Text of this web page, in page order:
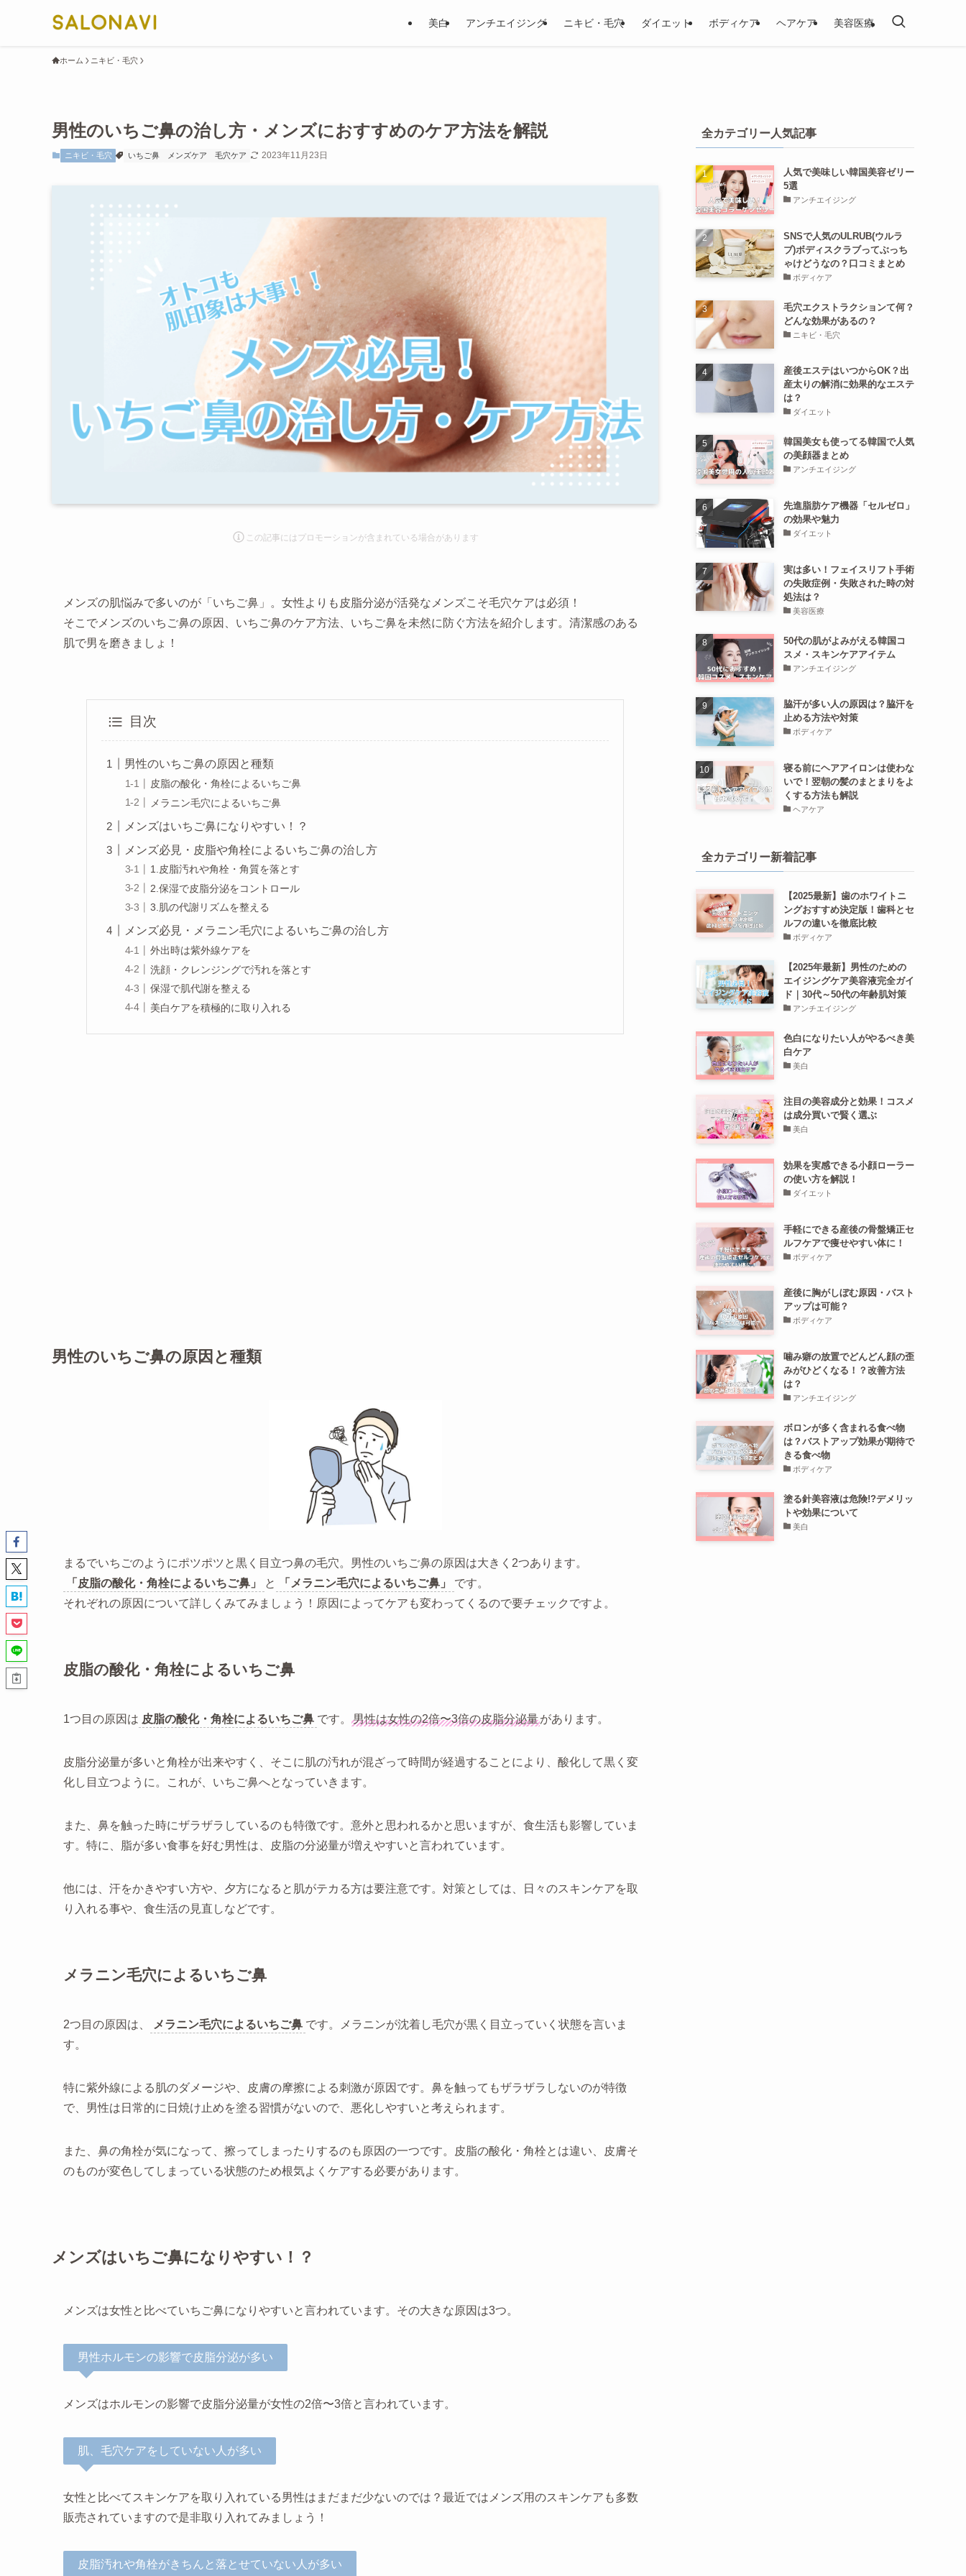
美白 アンチエイジング ニキビ・毛穴 ダイエット ボディケア ヘアケア 美容医療
ホーム ニキビ・毛穴
男性のいちご鼻の治し方・メンズにおすすめのケア方法を解説
ニキビ・毛穴 いちご鼻 メンズケア 毛穴ケア 2023年11月23日
この記事にはプロモーションが含まれて いる場合があります
メンズの肌悩みで多いのが「いちご鼻」。女性よりも皮脂分泌が活発なメンズこそ毛穴ケアは必須！
そこでメンズのいちご鼻の原因、いちご鼻のケア方法、いちご鼻を未然に防ぐ方法を紹介します。清潔感のある
肌で男を磨きましょ！
目次
男性のいちご鼻の原因と種類
皮脂の酸化・角栓によるいちご鼻
メラニン毛穴によるいちご鼻
メンズはいちご鼻になりやすい！？
メンズ必見・皮脂や角栓によるいちご鼻の治し方
1.皮脂汚れや角栓・角質を落とす
2.保湿で皮脂分泌をコントロール
3.肌の代謝リズムを整える
メンズ必見・メラニン毛穴によるいちご鼻の治し方
外出時は紫外線ケアを
洗顔・クレンジングで汚れを落とす
保湿で肌代謝を整える
美白ケアを積極的に取り入れる
男性のいちご鼻の原因と種類
まるでいちごのようにポツポツと黒く目立つ鼻の毛穴。男性のいちご鼻の原因は大きく2つあります。
「皮脂の酸化・角栓によるいちご鼻」
と 「メラニン毛穴によるいちご鼻」
です。
それぞれの原因について詳しくみてみましょう！原因によってケアも変わってくるので要チェックですよ。
皮脂の酸化・角栓によるいちご鼻
1つ目の原因は 皮脂の酸化・角栓によるいちご鼻 です。 男性は女性の2倍〜3倍の皮脂分泌量があります。
皮脂分泌量が多いと角栓が出来やすく、そこに肌の汚れが混ざって時間が経過することにより、酸化して黒く変
化し目立つように。これが、いちご鼻へとなっていきます。
また、鼻を触った時にザラザラしているのも特徴です。意外と思われるかと思いますが、食生活も影響していま
す。特に、脂が多い食事を好む男性は、皮脂の分泌量が増えやすいと言われています。
他には、汗をかきやすい方や、夕方になると肌がテカる方は要注意です。対策としては、日々のスキンケアを取
り入れる事や、食生活の見直しなどです。
メラニン毛穴によるいちご鼻
2つ目の原因は、 メラニン毛穴によるいちご鼻 です。メラニンが沈着し毛穴が黒く目立っていく状態を言いま
す。
特に紫外線による肌のダメージや、皮膚の摩擦による刺激が原因です。鼻を触ってもザラザラしないのが特徴
で、男性は日常的に日焼け止めを塗る習慣がないので、悪化しやすいと考えられます。
また、鼻の角栓が気になって、擦ってしまったりするのも原因の一つです。皮脂の酸化・角栓とは違い、皮膚そ
のものが変色してしまっている状態のため根気よくケアする必要があります。
メンズはいちご鼻になりやすい！？
メンズは女性と比べていちご鼻になりやすいと言われています。その大きな原因は3つ。
男性ホルモンの影響で皮脂分泌が多い
メンズはホルモンの影響で皮脂分泌量が女性の2倍〜3倍と言われています。
肌、毛穴ケアをしていない人が多い
女性と比べてスキンケアを取り入れている男性はまだまだ少ないのでは？最近ではメンズ用のスキンケアも多数
販売されていますので是非取り入れてみましょう！
皮脂汚れや角栓がきちんと落とせていない人が多い
全カテゴリー人気記事
人気で美味しい韓国美容ゼリー
5選
アンチエイジング
SNSで人気のULRUB(ウルラ
ブ)ボディスクラブってぶっち
ゃけどうなの？口コミまとめ
ボディケア
毛穴エクストラクションて何？
どんな効果があるの？
ニキビ・毛穴
産後エステはいつからOK？出
産太りの解消に効果的なエステ
は？
ダイエット
韓国美女も使ってる韓国で人気
の美顔器まとめ
アンチエイジング
先進脂肪ケア機器「セルゼロ」
の効果や魅力
ダイエット
実は多い！フェイスリフト手術
の失敗症例・失敗された時の対
処法は？
美容医療
50代の肌がよみがえる韓国コ
スメ・スキンケアアイテム
アンチエイジング
脇汗が多い人の原因は？脇汗を
止める方法や対策
ボディケア
寝る前にヘアアイロンは使わな
いで！翌朝の髪のまとまりをよ
くする方法も解説
ヘアケア
全カテゴリー新着記事
【2025最新】歯のホワイトニ
ングおすすめ決定版！歯科とセ
ルフの違いを徹底比較
ボディケア
【2025年最新】男性のための
エイジングケア美容液完全ガイ
ド｜30代～50代の年齢肌対策
アンチエイジング
色白になりたい人がやるべき美
白ケア
美白
注目の美容成分と効果！コスメ
は成分買いで賢く選ぶ
美白
効果を実感できる小顔ローラー
の使い方を解説！
ダイエット
手軽にできる産後の骨盤矯正セ
ルフケアで痩せやすい体に！
ボディケア
産後に胸がしぼむ原因・バスト
アップは可能？
ボディケア
噛み癖の放置でどんどん顔の歪
みがひどくなる！？改善方法
は？
アンチエイジング
ボロンが多く含まれる食べ物
は？バストアップ効果が期待で
きる食べ物
ボディケア
塗る針美容液は危険!?デメリッ
トや効果について
美白